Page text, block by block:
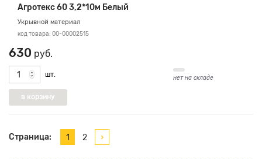
Агротекс 60 3,2*10м Белый
Укрывной материал
код товара: 00-00002515
630 руб.
шт. нет на складе
Страница: 1 2